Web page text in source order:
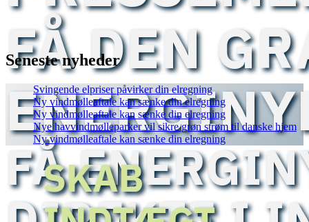
FÅ DEN
FÅ
Seneste nyheder
Svingende elpriser påvirker din elregning
Ny vindmølleaftale kan sænke din elregning
Ny vindmølleaftale kan sænke din elregning
Nye havvindmølleparker vil sikre grøn strøm til danske hjem
Ny vindmølleaftale kan sænke din elregning
SKAB